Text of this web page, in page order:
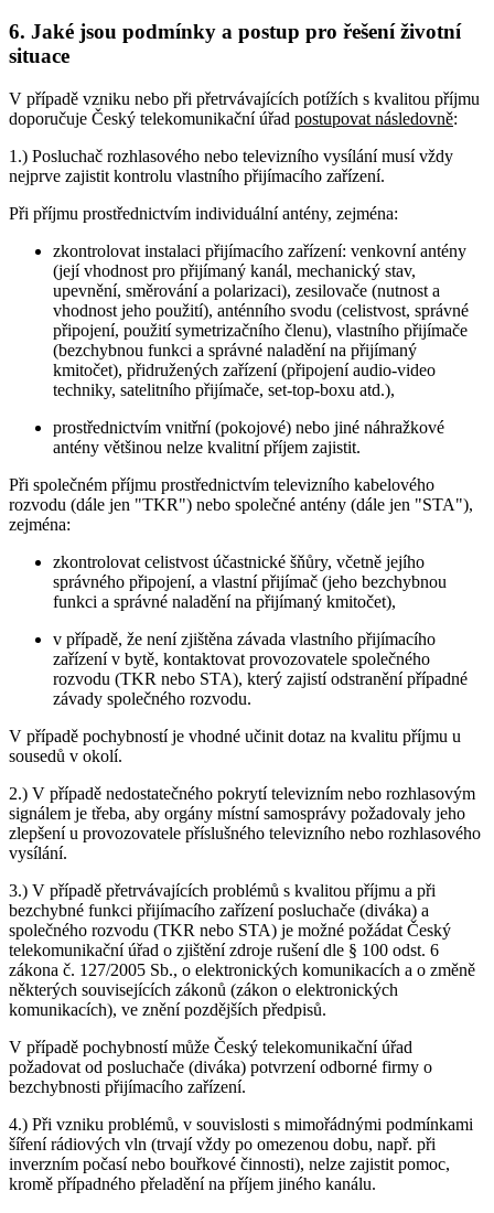
6. Jaké jsou podmínky a postup pro řešení životní
situace
V případě vzniku nebo při přetrvávajících potížích s kvalitou příjmu
doporučuje Český telekomunikační úřad postupovat následovně:
1.) Posluchač rozhlasového nebo televizního vysílání musí vždy
nejprve zajistit kontrolu vlastního přijímacího zařízení.
Při příjmu prostřednictvím individuální antény, zejména:
zkontrolovat instalaci přijímacího zařízení: venkovní antény
(její vhodnost pro přijímaný kanál, mechanický stav,
upevnění, směrování a polarizaci), zesilovače (nutnost a
vhodnost jeho použití), anténního svodu (celistvost, správné
připojení, použití symetrizačního členu), vlastního přijímače
(bezchybnou funkci a správné naladění na přijímaný
kmitočet), přidružených zařízení (připojení audio-video
techniky, satelitního přijímače, set-top-boxu atd.),
prostřednictvím vnitřní (pokojové) nebo jiné náhražkové
antény většinou nelze kvalitní příjem zajistit.
Při společném příjmu prostřednictvím televizního kabelového
rozvodu (dále jen "TKR") nebo společné antény (dále jen "STA"),
zejména:
zkontrolovat celistvost účastnické šňůry, včetně jejího
správného připojení, a vlastní přijímač (jeho bezchybnou
funkci a správné naladění na přijímaný kmitočet),
v případě, že není zjištěna závada vlastního přijímacího
zařízení v bytě, kontaktovat provozovatele společného
rozvodu (TKR nebo STA), který zajistí odstranění případné
závady společného rozvodu.
V případě pochybností je vhodné učinit dotaz na kvalitu příjmu u
sousedů v okolí.
2.) V případě nedostatečného pokrytí televizním nebo rozhlasovým
signálem je třeba, aby orgány místní samosprávy požadovaly jeho
zlepšení u provozovatele příslušného televizního nebo rozhlasového
vysílání.
3.) V případě přetrvávajících problémů s kvalitou příjmu a při
bezchybné funkci přijímacího zařízení posluchače (diváka) a
společného rozvodu (TKR nebo STA) je možné požádat Český
telekomunikační úřad o zjištění zdroje rušení dle § 100 odst. 6
zákona č. 127/2005 Sb., o elektronických komunikacích a o změně
některých souvisejících zákonů (zákon o elektronických
komunikacích), ve znění pozdějších předpisů.
V případě pochybností může Český telekomunikační úřad
požadovat od posluchače (diváka) potvrzení odborné firmy o
bezchybnosti přijímacího zařízení.
4.) Při vzniku problémů, v souvislosti s mimořádnými podmínkami
šíření rádiových vln (trvají vždy po omezenou dobu, např. při
inverzním počasí nebo bouřkové činnosti), nelze zajistit pomoc,
kromě případného přeladění na příjem jiného kanálu.